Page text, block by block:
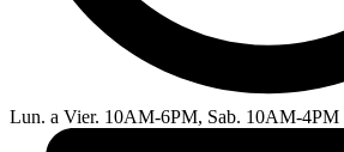
Lun. a Vier. 10AM-6PM, Sab. 10AM-4PM